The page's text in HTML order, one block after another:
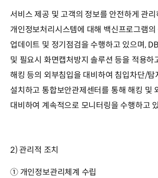
서비스 제공 및 고객의 정보를 안전하게 관리
개인정보처리시스템에 대해 백신프로그램의
업데이트 및 정기점검을 수행하고 있으며,
및 필요시 화면캡처방지 솔루션 등을 적용하
해킹 등의 외부침입을 대비하여 침입차단/탐
설치하고 통합보안관제센터를 통해 해킹 및
대비하여 계속적으로 모니터링을 수행하고
2) 관리적 조치
① 개인정보관리체계 수립